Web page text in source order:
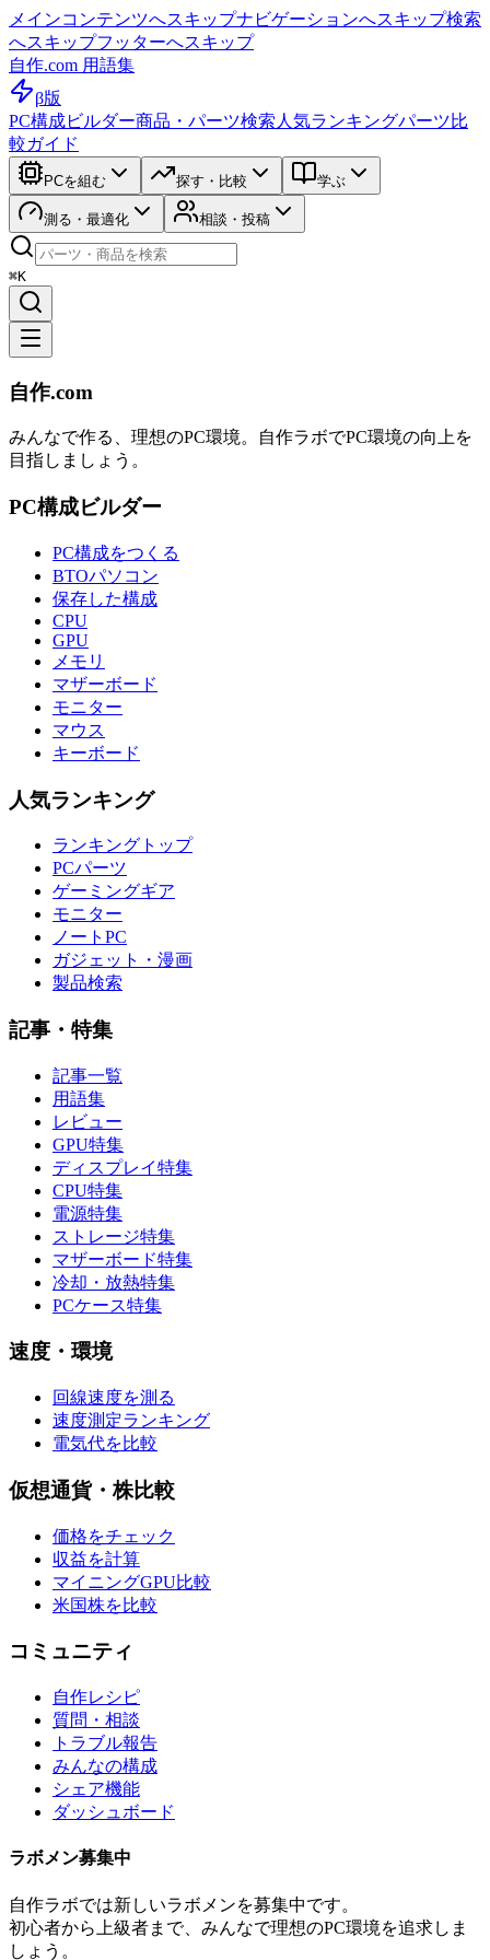
メインコンテンツへスキップナビゲーションへスキップ検索
へスキップフッターへスキップ
自作.com 用語集
β版
PC構成ビルダー商品・パーツ検索 人気ランキングパーツ比
較ガイド
PCを組む 探す・比較 学ぶ
測る・最適化 相談・投稿
⌘K
自作.com
みんなで作る、理想のPC環境。 自作ラボでPC環境の向上を
目指しましょう。
PC構成ビルダー
PC構成をつくる
BTOパソコン
保存した構成
CPU
GPU
メモリ
マザーボード
モニター
マウス
キーボード
人気ランキング
ランキングトップ
PCパーツ
ゲーミングギア
モニター
ノートPC
ガジェット・漫画
製品検索
記事・特集
記事一覧
用語集
レビュー
GPU特集
ディスプレイ特集
CPU特集
電源特集
ストレージ特集
マザーボード特集
冷却・放熱特集
PCケース特集
速度・環境
回線速度を測る
速度測定ランキング
電気代を比較
仮想通貨・株比較
価格をチェック
収益を計算
マイニングGPU比較
米国株を比較
コミュニティ
自作レシピ
質問・相談
トラブル報告
みんなの構成
シェア機能
ダッシュボード
ラボメン募集中
自作ラボでは新しいラボメンを募集中です。
初心者から上級者まで、みんなで理想のPC環境を追求しま
しょう。